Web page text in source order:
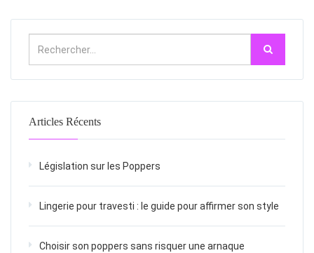
Articles Récents
Législation sur les Poppers
Lingerie pour travesti : le guide pour affirmer son style
Choisir son poppers sans risquer une arnaque